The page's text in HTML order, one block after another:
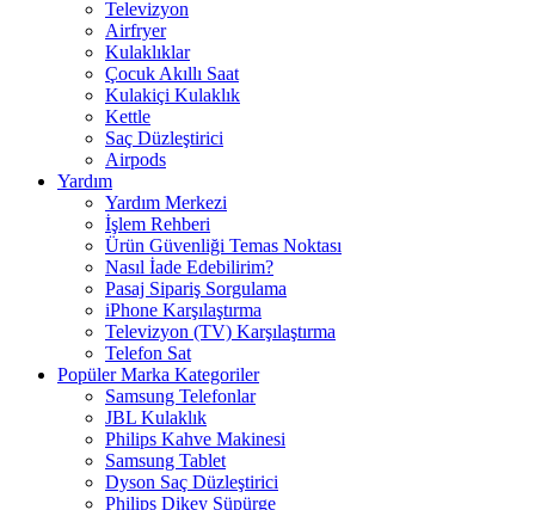
Televizyon
Airfryer
Kulaklıklar
Çocuk Akıllı Saat
Kulakiçi Kulaklık
Kettle
Saç Düzleştirici
Airpods
Yardım
Yardım Merkezi
İşlem Rehberi
Ürün Güvenliği Temas Noktası
Nasıl İade Edebilirim?
Pasaj Sipariş Sorgulama
iPhone Karşılaştırma
Televizyon (TV) Karşılaştırma
Telefon Sat
Popüler Marka Kategoriler
Samsung Telefonlar
JBL Kulaklık
Philips Kahve Makinesi
Samsung Tablet
Dyson Saç Düzleştirici
Philips Dikey Süpürge